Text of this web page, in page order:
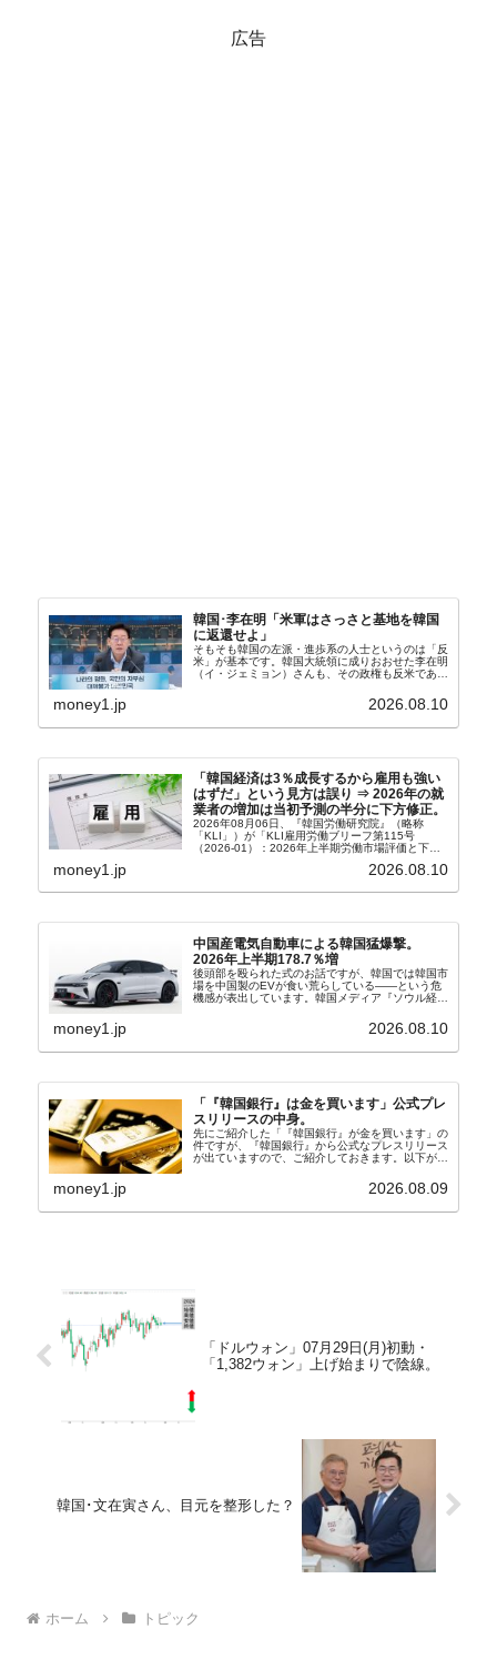
広告
韓国･李在明「米軍はさっさと基地を韓国
に返還せよ」
そもそも韓国の左派・進歩系の人士というのは「反
米」が基本です。韓国大統領に成りおおせた李在明
（イ・ジェミョン）さんも、その政権も反米であ
（アン・ギュベク）さんが国防部長（長官）を努め
money1.jp 2026.08.10
「韓国経済は3％成長するから雇用も強い
はずだ」という見方は誤り ⇒ 2026年の就
業者の増加は当初予測の半分に下方修正。
2026年08月06日、『韓国労働研究院』（略称
「KLI」）が「KLI雇用労働ブリーフ第115号
（2026-01）：2026年上半期労働市場評価と下半
度もご紹介していますが、政府が何よりも大...
money1.jp 2026.08.10
中国産電気自動車による韓国猛爆撃。
2026年上半期178.7％増
後頭部を殴られた式のお話ですが、韓国では韓国市
場を中国製のEVが食い荒らしている――という危
機感が表出しています。韓国メディア『ソウル経
ルは「中国EVの大攻勢…東風もプジョーと手を組
money1.jp 2026.08.10
「『韓国銀行』は金を買います」公式プレ
スリリースの中身。
先にご紹介した「『韓国銀行』が金を買います」の
件ですが、『韓国銀行』から公式なプレスリリース
が出ていますので、ご紹介しておきます。以下が全
れ協力体制を構築□『韓国銀行』は、国内生産金の
money1.jp 2026.08.09
「ドルウォン」07月29日(月)初動・
「1,382ウォン」上げ始まりで陰線。
韓国･文在寅さん、目元を整形した？
ホーム トピック